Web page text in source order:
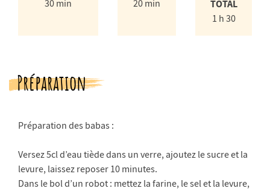
30 min
20 min
TOTAL
1 h 30
Préparation
Préparation des babas :
Versez 5cl d’eau tiède dans un verre, ajoutez le sucre et la
levure, laissez reposer 10 minutes.
Dans le bol d’un robot : mettez la farine, le sel et la levure,